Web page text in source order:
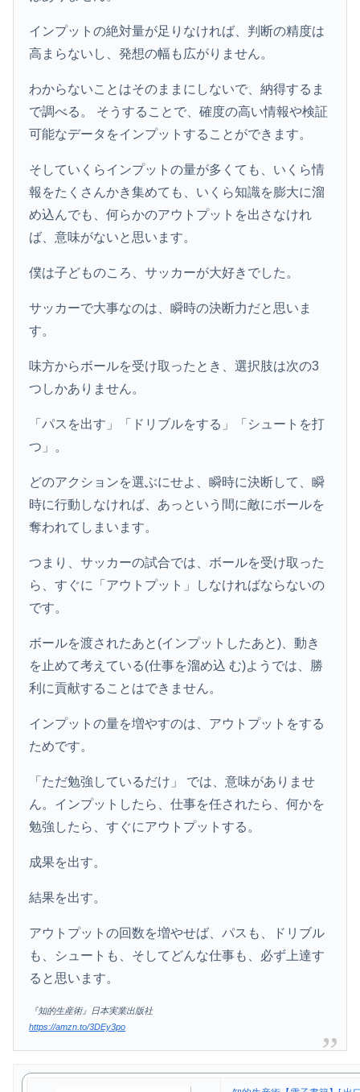
インプットの絶対量が足りなければ、判断の精度は
高まらないし、発想の幅も広がりません。
わからないことはそのままにしないで、納得するま
で調べる。 そうすることで、確度の高い情報や検証
可能なデータをインプットすることができます。
そしていくらインプットの量が多くても、いくら情
報をたくさんかき集めても、いくら知識を膨大に溜
め込んでも、何らかのアウトプットを出さなけれ
ば、意味がないと思います。
僕は子どものころ、サッカーが大好きでした。
サッカーで大事なのは、瞬時の決断力だと思いま
す。
味方からボールを受け取ったとき、選択肢は次の3
つしかありません。
「パスを出す」「ドリブルをする」「シュートを打
つ」。
どのアクションを選ぶにせよ、瞬時に決断して、瞬
時に行動しなければ、あっという間に敵にボールを
奪われてしまいます。
つまり、サッカーの試合では、ボールを受け取った
ら、すぐに「アウトプット」しなければならないの
です。
ボールを渡されたあと(インプットしたあと)、動き
を止めて考えている(仕事を溜め込 む)ようでは、勝
利に貢献することはできません。
インプットの量を増やすのは、アウトプットをする
ためです。
「ただ勉強しているだけ」 では、意味がありませ
ん。インプットしたら、仕事を任されたら、何かを
勉強したら、すぐにアウトプットする。
成果を出す。
結果を出す。
アウトプットの回数を増やせば、パスも、ドリブル
も、シュートも、そしてどんな仕事も、必ず上達す
ると思います。
『知的生産術』日本実業出版社
https://amzn.to/3DEy3po